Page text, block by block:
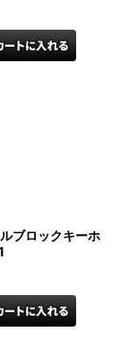
ブロックキーホ